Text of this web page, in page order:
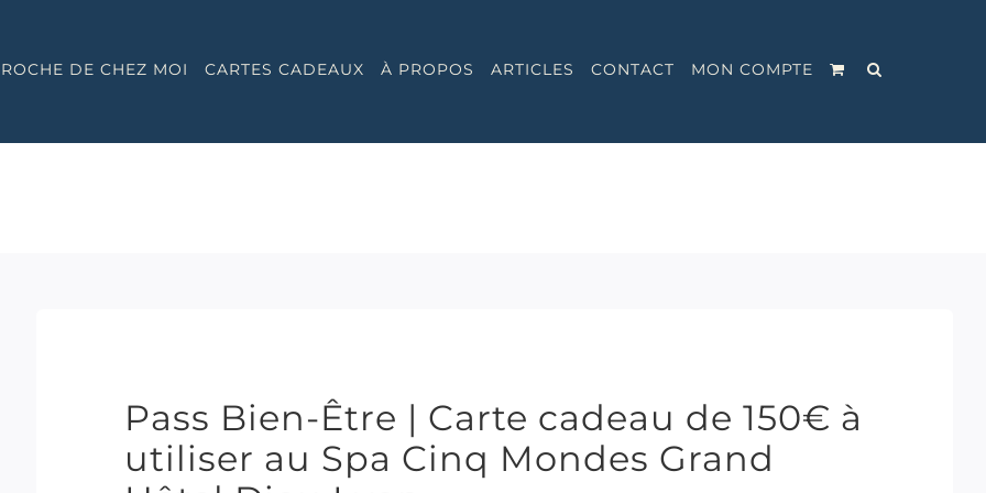
DE CHEZ MOI CARTES CADEAUX À PROPOS ARTICLES CONTACT MON COMPTE
Pass Bien-Être | Carte cadeau de 150€ à
utiliser au Spa Cinq Mondes Grand